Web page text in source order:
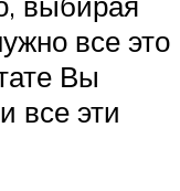
все это
Вы
все эти